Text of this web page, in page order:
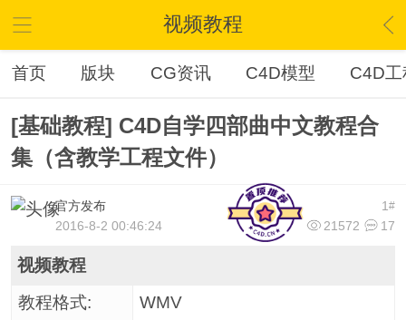
视频教程
首页 版块 CG资讯 C4D模型 C4D工
[基础教程] C4D自学四部曲中文教程合
集（含教学工程文件）
1#
官方发布
21572
17
2016-8-2 00:46:24
视频教程
教程格式:
WMV